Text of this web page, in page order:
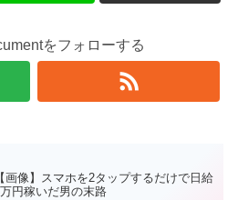
をフォローする
【画像】スマホを2タップするだけで日給
円稼いだ男の末路